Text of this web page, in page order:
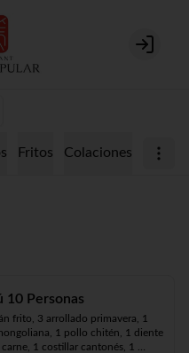
Login
Fritos Colaciones
10 Personas
frito, 3 arrollado primavera, 1
1 pollo chitén, 1 diente
1 costillar cantonés, 1